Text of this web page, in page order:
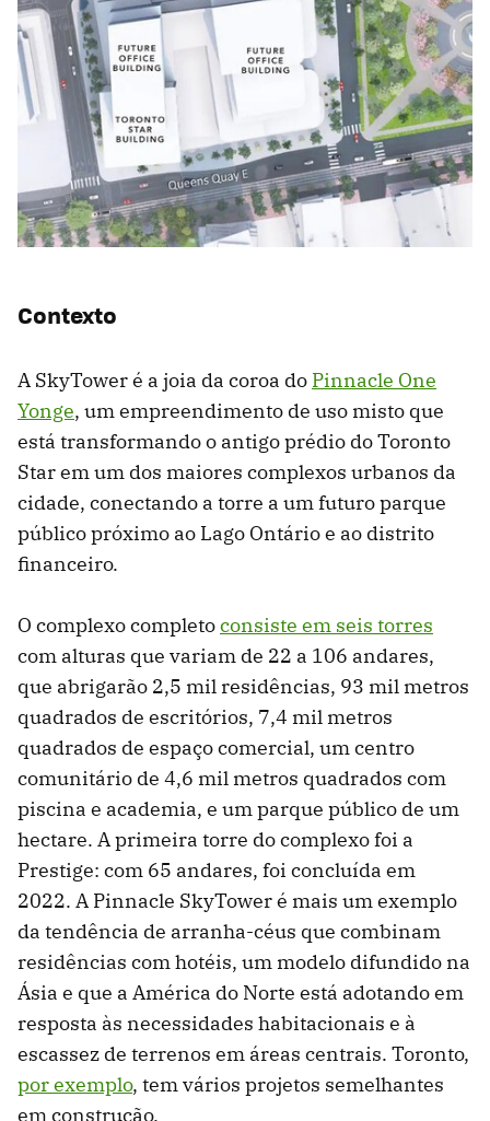
Contexto
A SkyTower é a joia da coroa do Pinnacle One
Yonge, um empreendimento de uso misto que
está transformando o antigo prédio do Toronto
Star em um dos maiores complexos urbanos da
cidade, conectando a torre a um futuro parque
público próximo ao Lago Ontário e ao distrito
financeiro.
O complexo completoconsiste em seis torres
com alturas que variam de 22 a 106 andares,
que abrigarão 2,5 mil residências, 93 mil metros
quadrados de escritórios, 7,4 mil metros
quadrados de espaço comercial, um centro
comunitário de 4,6 mil metros quadrados com
piscina e academia, e um parque público de um
hectare. A primeira torre do complexo foi a
Prestige: com 65 andares, foi concluída em
2022. A Pinnacle SkyTower é mais um exemplo
da tendência de arranha-céus que combinam
residências com hotéis, um modelo difundido na
Ásia e que a América do Norte está adotando em
resposta às necessidades habitacionais e à
escassez de terrenos em áreas centrais. Toronto,
por exemplo, tem vários projetos semelhantes
em construção.